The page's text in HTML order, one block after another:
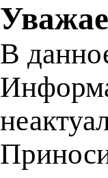
В